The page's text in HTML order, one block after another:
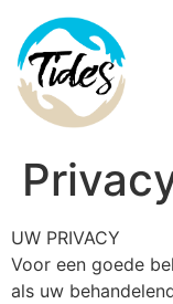
UW PRIVACY
Voor een goede
als uw